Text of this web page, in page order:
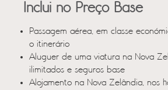
Inclui no Preço Base
Passagem aérea, em classe
o itinerário
Aluguer de uma viatura na Nova
ilimitados e seguros base
Alojamento na Nova Zelândia, nos